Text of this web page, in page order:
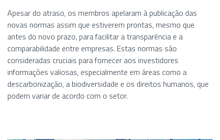
Apesar do atraso, os membros apelaram à publicação das
novas normas assim que estiverem prontas, mesmo que
antes do novo prazo, para facilitar a transparência e a
comparabilidade entre empresas. Estas normas são
consideradas cruciais para fornecer aos investidores
informações valiosas, especialmente em áreas como a
descarbonização, a biodiversidade e os direitos humanos, que
podem variar de acordo com o setor.